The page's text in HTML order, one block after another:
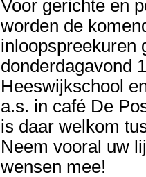
Voor gerichte en
worden de
inloopspreekuren
donderdagavond
Heeswijkschool
a.s. in café De
is daar welkom
Neem vooral uw
wensen mee!